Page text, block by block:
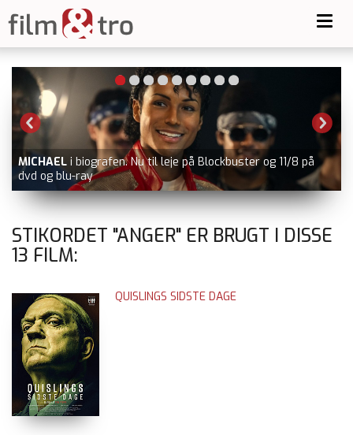
BÆR EN SAMTALE MED DIG Se hvor de kan købes
STIKORDET "ANGER" ER BRUGT I DISSE
13 FILM:
QUISLINGS SIDSTE DAGE